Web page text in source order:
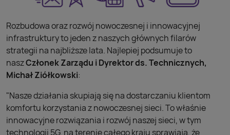
Rozbudowa oraz rozwój nowoczesnej i innowacyjnej
infrastruktury to jeden z naszych głównych filarów
strategii na najbliższe lata. Najlepiej podsumuje to
naszCzłonek Zarządu i Dyrektor ds. Technicznych,
Michał Ziółkowski:
"Nasze działania skupiają się na dostarczaniu klientom
komfortu korzystania z nowoczesnej sieci. To właśnie
innowacyjne rozwiązania i rozwój naszej sieci, w tym
technologii 5G, na terenie całego kraju sprawiają, że